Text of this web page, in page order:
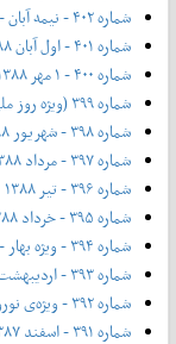
شماره ۴۰۲ - نیمه آبان - ویژه پاییز ۱۳۸۸
شماره ۴۰۱ - اول آبان ۱۳۸۸
شماره ۴۰۰ - ۱ مهر ۱۳۸۸
شماره ۳۹۹ (ویژه روز ملی سینما) - ۲۱ شهریور ۱۳۸۸
شماره ۳۹۸ - شهریور ۱۳۸۸
شماره ۳۹۷ - مرداد ۱۳۸۸
شماره ۳۹۶ - تیر ۱۳۸۸
شماره ۳۹۵ - خرداد ۱۳۸۸
شماره ۳۹۴ - ویژه بهار - نیمه‌ اردیبهشت ۱۳۸۸
شماره ۳۹۳ - اردیبهشت ۱۳۸۸
شماره ۳۹۲ - ویژه‌ی نوروز ۱۳۸۸
شماره ۳۹۱ - اسفند ۱۳۸۷